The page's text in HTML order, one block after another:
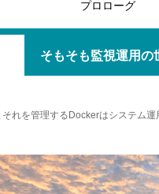
プロローグ
そもそも監視運用の
それを管理するDockerはシステム運